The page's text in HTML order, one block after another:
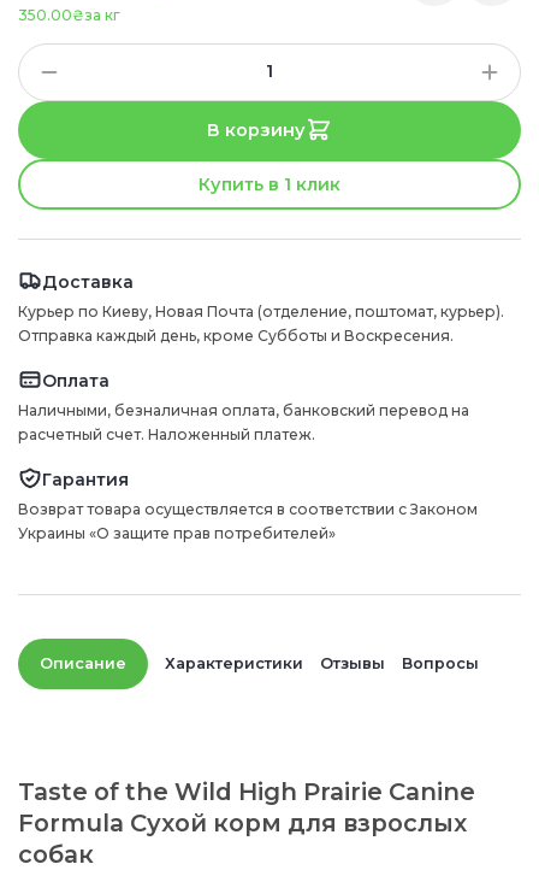
за кг
350.00₴
В корзину
Купить в 1 клик
Доставка
Курьер по Киеву, Новая Почта (отделение, поштомат, курьер).
Отправка каждый день, кроме Субботы и Воскресения.
Оплата
Наличными, безналичная оплата, банковский перевод на
расчетный счет. Наложенный платеж.
Гарантия
Возврат товара осуществляется в соответствии с Законом
Украины «О защите прав потребителей»
Описание Характеристики Отзывы Вопросы
Taste of the Wild High Prairie Canine
Formula Сухой корм для взрослых
собак